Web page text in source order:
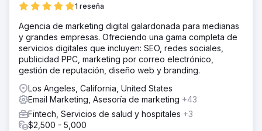
1 reseña
Agencia de marketing digital galardonada para medianas
y grandes empresas. Ofreciendo una gama completa de
servicios digitales que incluyen: SEO, redes sociales,
publicidad PPC, marketing por correo electrónico,
gestión de reputación, diseño web y branding.
Los Angeles, California, United States
Email Marketing, Asesoría de marketing +43
Fintech, Servicios de salud y hospitales +3
$2,500 - 5,000